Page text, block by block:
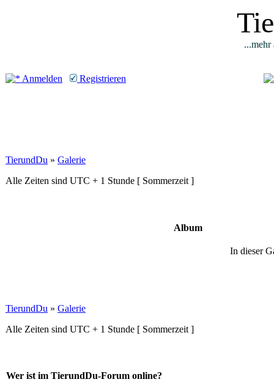
...mehr
Anmelden Registrieren
TierundDu » Galerie
Alle Zeiten sind UTC + 1 Stunde [ Sommerzeit ]
Album
In dieser
TierundDu » Galerie
Alle Zeiten sind UTC + 1 Stunde [ Sommerzeit ]
Wer ist im TierundDu-Forum online?